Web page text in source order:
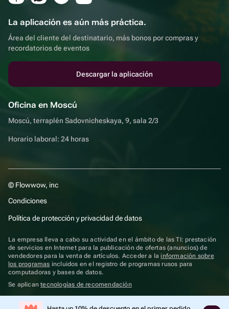
La aplicación es aún más práctica.
Área del cliente del destinatario, más bonos por compras y
recordatorios de eventos
Descargar la aplicación
Oficina en Moscú
Moscú, terraplén Sadovnicheskaya, 9, sala 2/3
Horario laboral: 24 horas
© Flowwow, inc
Condiciones
Política de protección y privacidad de datos
La empresa lleva a cabo su actividad en el ámbito de las TI: prestación
de servicios en Internet para la publicación de ofertas (anuncios) de
vendedores para la venta de artículos. Acceder a la información sobre
los programas incluidos en el registro de programas rusos para
computadoras y bases de datos.
Se aplicantecnologías de recomendación